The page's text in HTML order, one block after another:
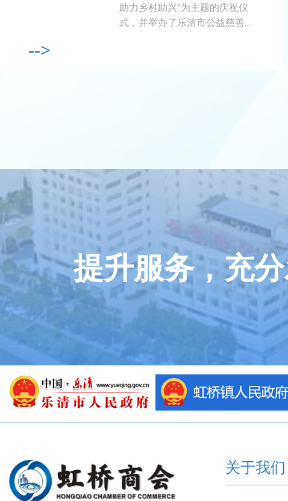
助力乡村助兴”为主题的庆祝仪
式，并举办了乐清市公益慈善基
-->
提升服务，充
关于我们